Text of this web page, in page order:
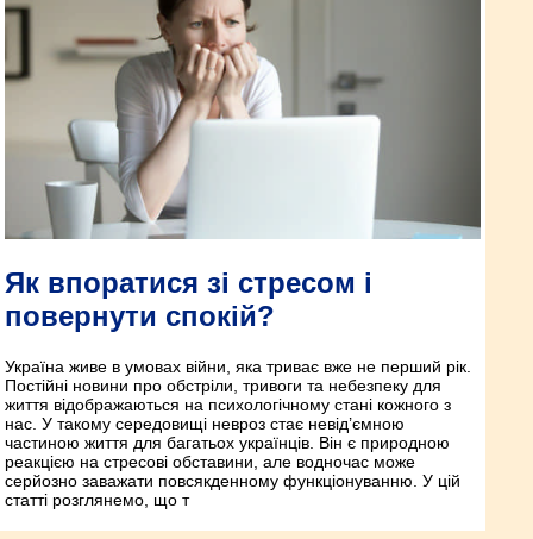
Як впоратися зі стресом і
повернути спокій?
Україна живе в умовах війни, яка триває вже не перший рік.
Постійні новини про обстріли, тривоги та небезпеку для
життя відображаються на психологічному стані кожного з
нас. У такому середовищі невроз стає невід’ємною
частиною життя для багатьох українців. Він є природною
реакцією на стресові обставини, але водночас може
серйозно заважати повсякденному функціонуванню. У цій
статті розглянемо, що т